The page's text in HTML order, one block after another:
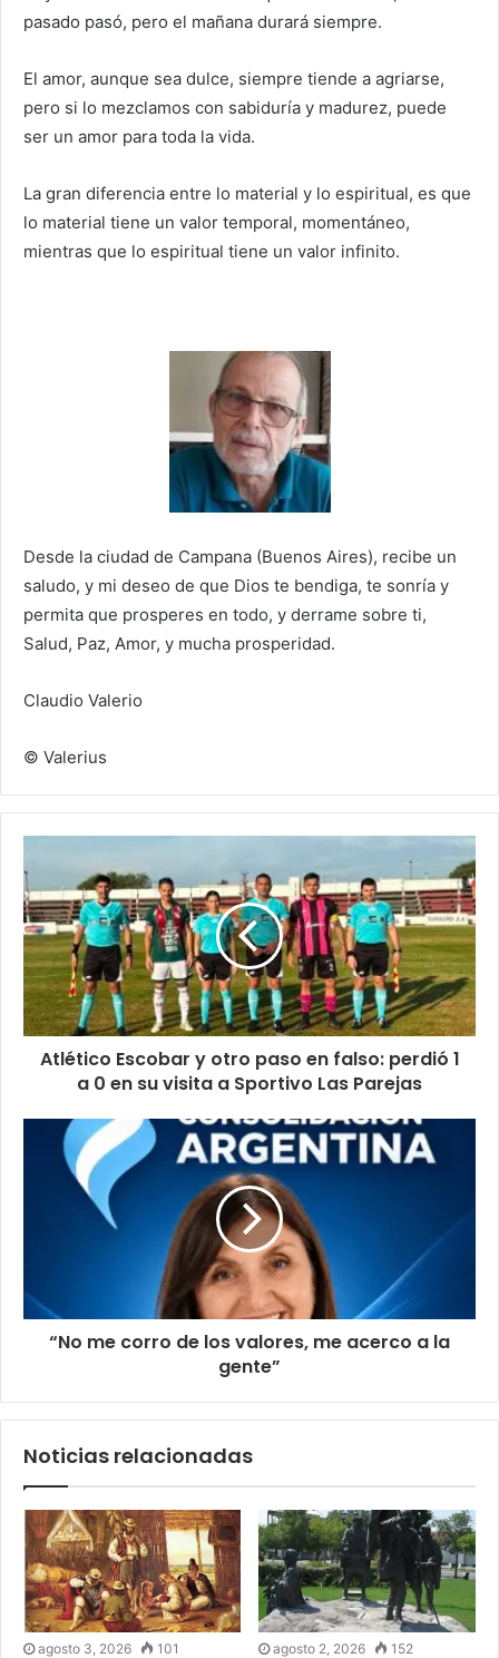
pasado pasó, pero el mañana durará siempre.
El amor, aunque sea dulce, siempre tiende a agriarse,
pero si lo mezclamos con sabiduría y madurez, puede
ser un amor para toda la vida.
La gran diferencia entre lo material y lo espiritual, es que
lo material tiene un valor temporal, momentáneo,
mientras que lo espiritual tiene un valor infinito.
Desde la ciudad de Campana (Buenos Aires), recibe un
saludo, y mi deseo de que Dios te bendiga, te sonría y
permita que prosperes en todo, y derrame sobre ti,
Salud, Paz, Amor, y mucha prosperidad.
Claudio Valerio
© Valerius
Atlético Escobar y otro paso en falso: perdió 1
a 0 en su visita a Sportivo Las Parejas
“No me corro de los valores, me acerco a la
gente”
Noticias relacionadas
agosto 3, 2026 101 agosto 2, 2026 152